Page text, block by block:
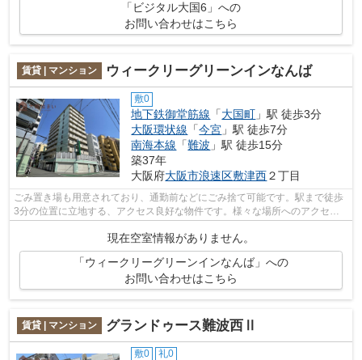
「ビジタル大国6」への
お問い合わせはこちら
賃貸 | マンション ウィークリーグリーンインなんば
敷0
地下鉄御堂筋線 「大国町 」駅 徒歩3分
大阪環状線 「今宮 」駅 徒歩7分
南海本線 「難波 」駅 徒歩15分
築37年
大阪府大阪市浪速区敷津西２丁目
ごみ置き場も用意されており、通勤前などにごみ捨て可能です。駅まで徒歩
3分の位置に立地する、アクセス良好な物件です。様々な場所へのアクセス
が便利になる、2駅利用可能なマンショ...
現在空室情報がありません。
「ウィークリーグリーンインなんば」への
お問い合わせはこちら
賃貸 | マンション グランドゥース難波西Ⅱ
敷0 礼0